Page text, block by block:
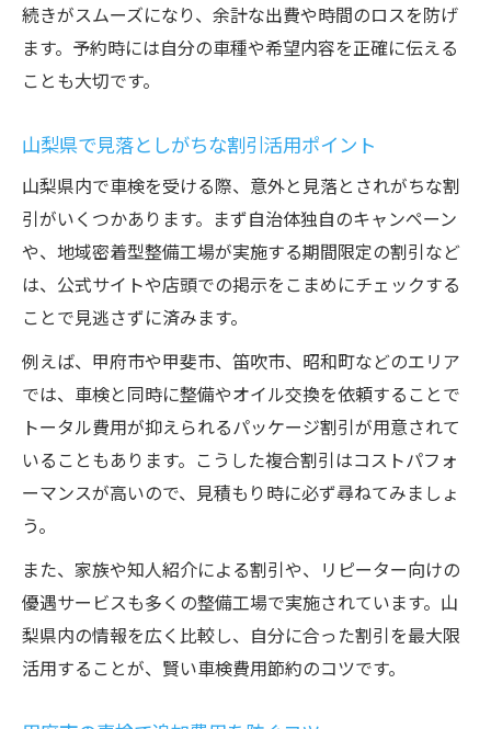
続きがスムーズになり、余計な出費や時間のロスを防げ
ます。予約時には自分の車種や希望内容を正確に伝える
ことも大切です。
山梨県で見落としがちな割引活用ポイント
山梨県内で車検を受ける際、意外と見落とされがちな割
引がいくつかあります。まず自治体独自のキャンペーン
や、地域密着型整備工場が実施する期間限定の割引など
は、公式サイトや店頭での掲示をこまめにチェックする
ことで見逃さずに済みます。
例えば、甲府市や甲斐市、笛吹市、昭和町などのエリア
では、車検と同時に整備やオイル交換を依頼することで
トータル費用が抑えられるパッケージ割引が用意されて
いることもあります。こうした複合割引はコストパフォ
ーマンスが高いので、見積もり時に必ず尋ねてみましょ
う。
また、家族や知人紹介による割引や、リピーター向けの
優遇サービスも多くの整備工場で実施されています。山
梨県内の情報を広く比較し、自分に合った割引を最大限
活用することが、賢い車検費用節約のコツです。